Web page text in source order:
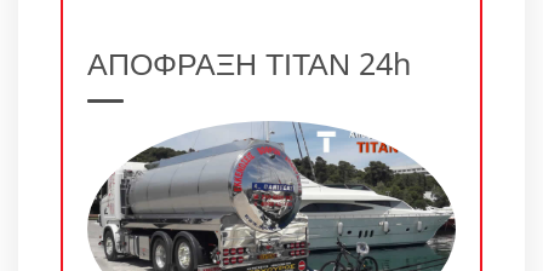
ΑΠΟΦΡΑΞΗ ΤΙΤΑΝ 24h